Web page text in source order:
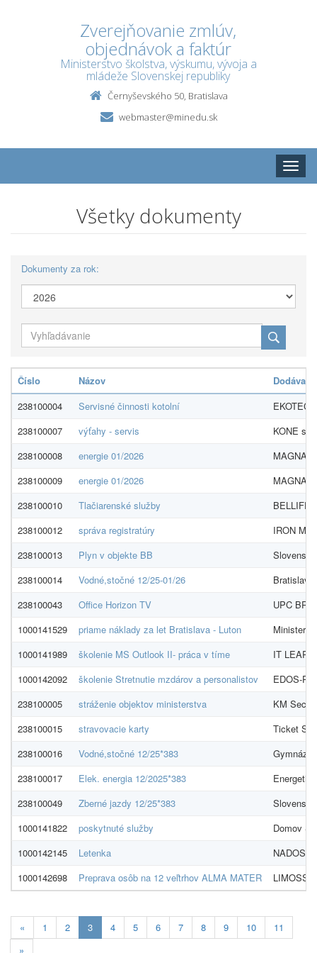
Zverejňovanie zmlúv,
objednávok a faktúr
Ministerstvo školstva, výskumu, vývoja a
mládeže Slovenskej republiky
Černyševského 50, Bratislava
webmaster@minedu.sk
Toggle
Všetky dokumenty
Dokumenty za rok:
Číslo Názov
Dodávateľ
238100004
Servisné činnosti kotolní
238100007
výťahy - servis
KONE
238100008
energie 01/2026
MAGNA
238100009
energie 01/2026
MAGNA
238100010
Tlačiarenské služby
238100012
správa registratúry
IRON
238100013
Plyn v objekte BB
238100014
Vodné,stočné 12/25-01/26
238100043
Office Horizon TV
UPC
1000141529
priame náklady za let Bratislava - Luton
1000141989
školenie MS Outlook II- práca v tíme
IT
1000142092
školenie Stretnutie mzdárov a personalistov
EDOS-
238100005
stráženie objektov ministerstva
KM
238100015
stravovacie karty
Ticket
238100016
Vodné,stočné 12/25*383
238100017
Elek. energia 12/2025*383
238100049
Zberné jazdy 12/25*383
1000141822
poskytnuté služby
Domov
1000142145
Letenka
1000142698
Preprava osôb na 12 veľtrhov ALMA MATER
« 1 2 3Aktualna-
stranka
4 5 6 7 8 9 10
11
»